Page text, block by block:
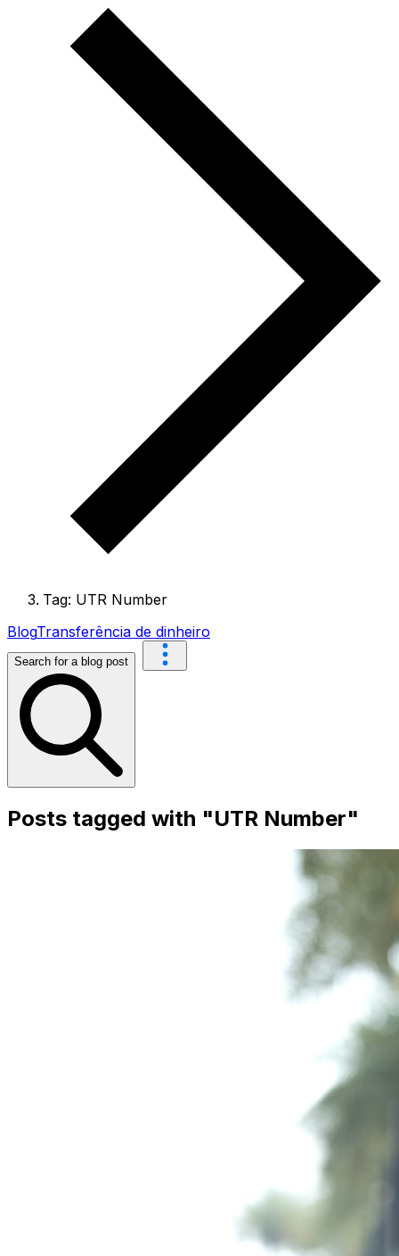
Tag: UTR Number
BlogTransferência de dinheiro
Search for a blog post
Posts tagged with "UTR Number"